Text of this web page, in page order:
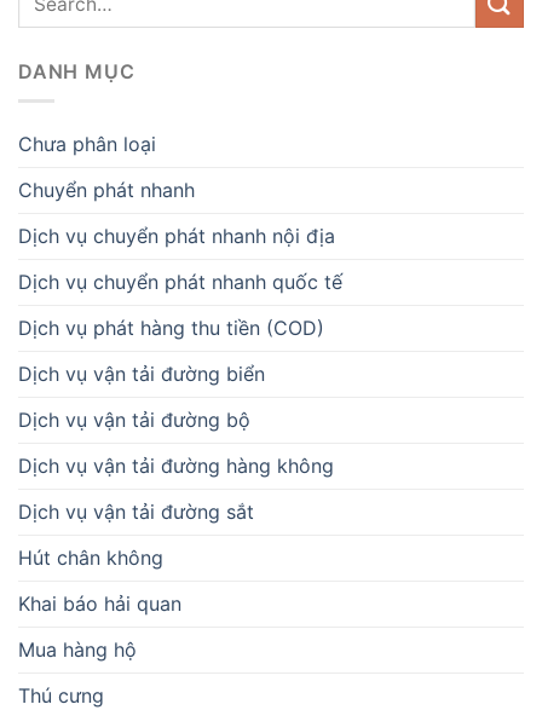
DANH MỤC
Chưa phân loại
Chuyển phát nhanh
Dịch vụ chuyển phát nhanh nội địa
Dịch vụ chuyển phát nhanh quốc tế
Dịch vụ phát hàng thu tiền (COD)
Dịch vụ vận tải đường biển
Dịch vụ vận tải đường bộ
Dịch vụ vận tải đường hàng không
Dịch vụ vận tải đường sắt
Hút chân không
Khai báo hải quan
Mua hàng hộ
Thú cưng